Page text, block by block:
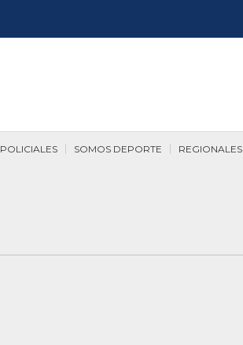
REGIONALES
SOMOS DEPORTE
POLICIALES